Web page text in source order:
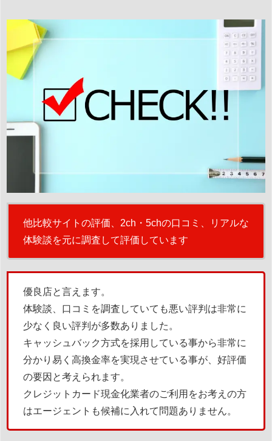
他比較サイトの評価、2ch・5chの口コミ、リアルな
体験談を元に調査して評価しています
優良店と言えます。
体験談、口コミを調査していても悪い評判は非常に
少なく良い評判が多数ありました。
キャッシュバック方式を採用している事から非常に
分かり易く高換金率を実現させている事が、好評価
の要因と考えられます。
クレジットカード現金化業者のご利用をお考えの方
はエージェントも候補に入れて問題ありません。